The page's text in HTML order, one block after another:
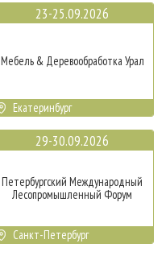
23-25.09.2026
Мебель & Деревообработка Урал
Екатеринбург
29-30.09.2026
Петербургский Международный
Лесопромышленный Форум
Санкт-Петербург